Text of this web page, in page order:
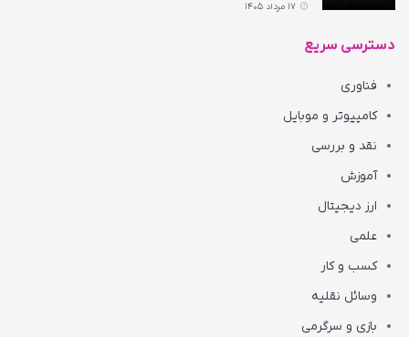
دسترسی سریع
فناوری
کامپیوتر و موبایل
نقد و بررسی
آموزش
ارز دیجیتال
علمی
کسب و کار
وسائل نقلیه
بازی و سرگرمی